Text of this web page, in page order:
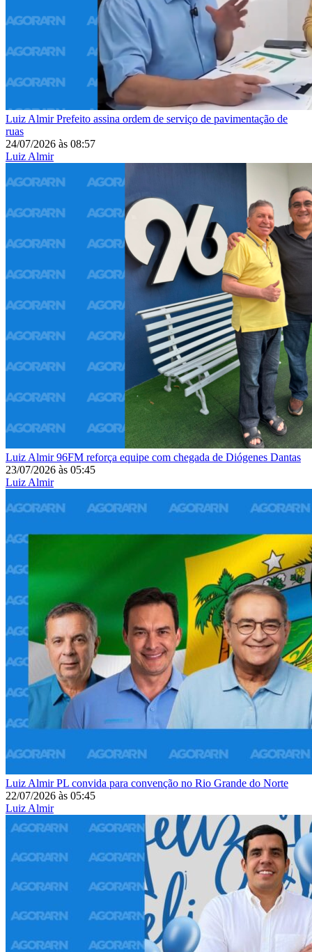
Luiz AlmirPrefeito assina ordem de serviço de pavimentação de
ruas
24/07/2026 às 08:57
Luiz Almir
Luiz Almir96FM reforça equipe com chegada de Diógenes Dantas
23/07/2026 às 05:45
Luiz Almir
Luiz AlmirPL convida para convenção no Rio Grande do Norte
22/07/2026 às 05:45
Luiz Almir